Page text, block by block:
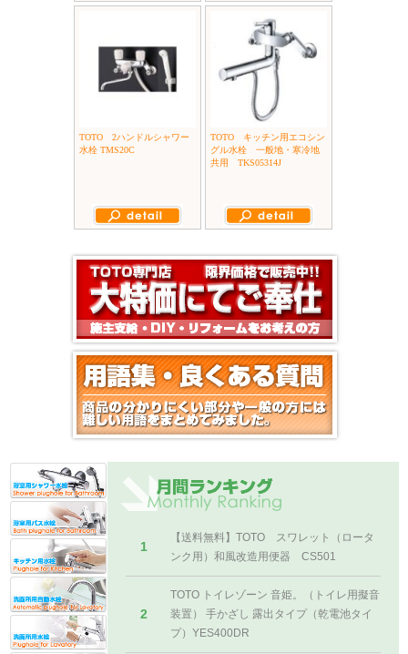
1
【送料無料】TOTO スワレット（ロータ
ンク用）和風改造用便器 CS501
2
TOTO トイレゾーン 音姫。（トイレ用擬音
装置） 手かざし 露出タイプ（乾電池タイ
プ）YES400DR